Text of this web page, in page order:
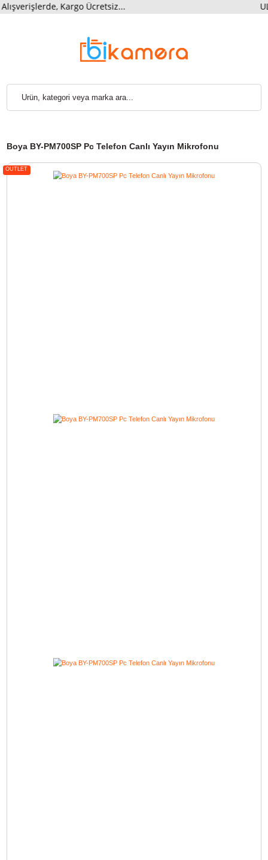
Boya BY-PM700SP Pc Telefon Canlı Yayın Mikrofonu
Kargo Ücretsiz...